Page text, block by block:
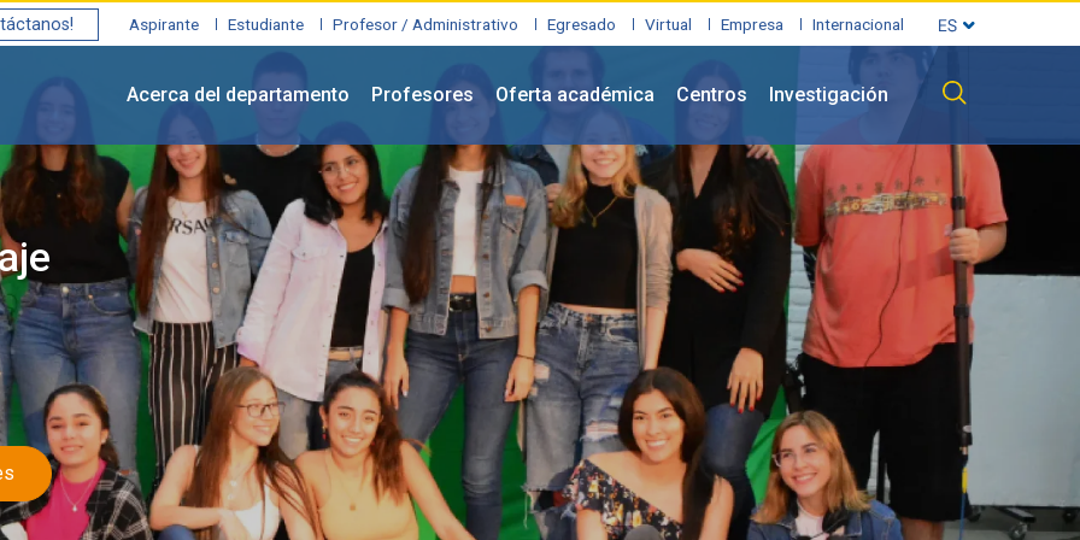
Aspirante Estudiante Profesor / Administrativo Egresado Virtual Empresa Internacional
Acerca del departamento Profesores Oferta académica Centros Investigación